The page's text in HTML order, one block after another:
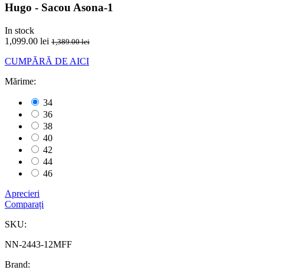
Hugo - Sacou Asona-1
In stock
1,099.00 lei 1,389.00 lei
CUMPĂRĂ DE AICI
Mărime:
34
36
38
40
42
44
46
Aprecieri
Comparați
SKU:
NN-2443-12MFF
Brand: